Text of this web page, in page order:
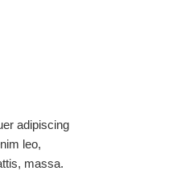
adipiscing
leo,
massa.